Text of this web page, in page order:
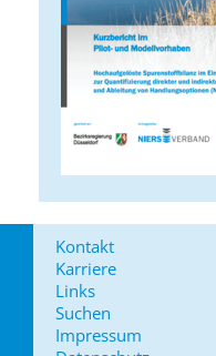
Kontakt
Karriere
Links
Suchen
Impressum